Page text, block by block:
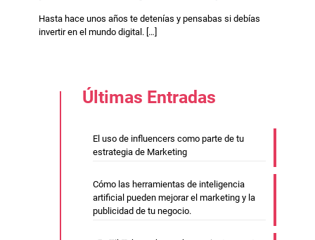
Hasta hace unos años te detenías y pensabas si debías
invertir en el mundo digital. […]
Últimas Entradas
El uso de influencers como parte de tu
estrategia de Marketing
Cómo las herramientas de inteligencia
artificial pueden mejorar el marketing y la
publicidad de tu negocio.